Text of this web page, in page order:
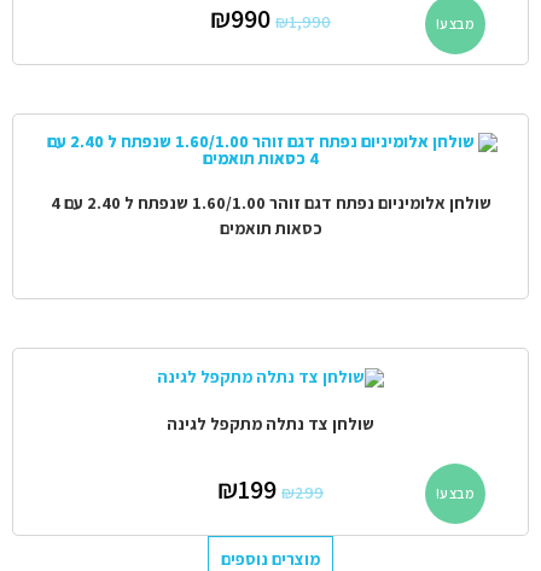
מבצע! ₪1,990
₪990
שולחן אלומיניום נפתח דגם זוהר 1.60/1.00 שנפתח ל 2.40 עם 4
כסאות תואמים
מבצע!
שולחן צד נתלה מתקפל לגינה
₪299
₪199
מוצרים נוספים